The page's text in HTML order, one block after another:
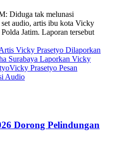
Diduga tak melunasi
set audio, artis ibu kota Vicky
Jatim. Laporan tersebut
Vicky Prasetyo Dilaporkan
Surabaya Laporkan Vicky
Vicky Prasetyo Pesan
Audio
Dorong Pelindungan